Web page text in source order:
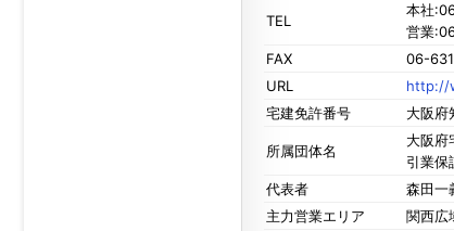
TEL
本社
営業
FAX
06-
URL
http://
宅建免許番号
大阪府
所属団体名
大阪府
引業保
代表者
森田一
主力営業エリア
関西広